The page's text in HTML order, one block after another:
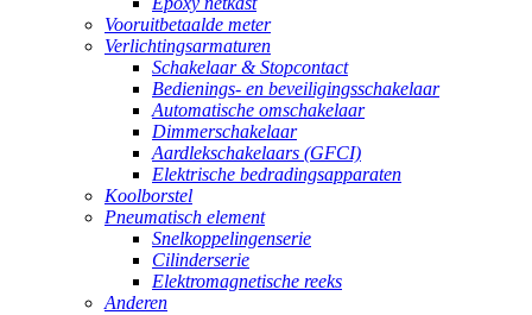
Vooruitbetaalde meter
Verlichtingsarmaturen
Schakelaar & Stopcontact
Bedienings- en beveiligingsschakelaar
Automatische omschakelaar
Dimmerschakelaar
Aardlekschakelaars (GFCI)
Elektrische bedradingsapparaten
Koolborstel
Pneumatisch element
Snelkoppelingenserie
Cilinderserie
Elektromagnetische reeks
Anderen